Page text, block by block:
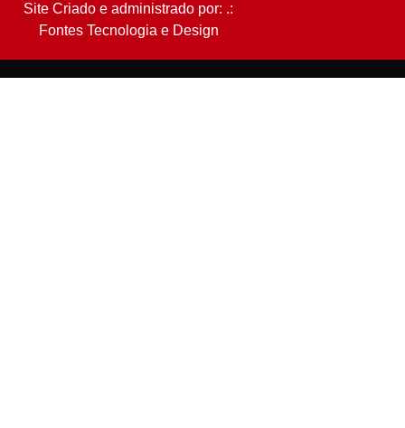
Site Criado e administrado por: .:
Fontes Tecnologia e Design